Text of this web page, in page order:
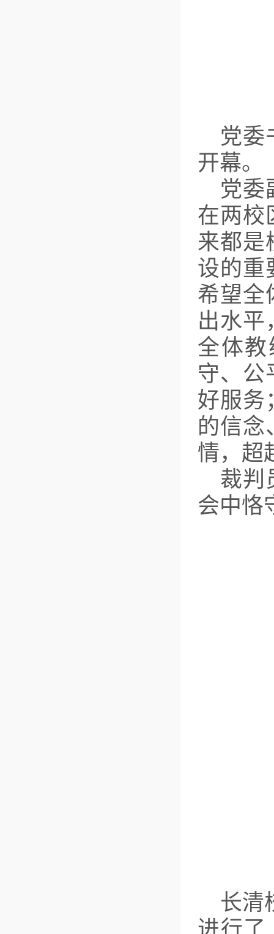
党委
开幕。
党委
在两校
来都是
设的重
希望全
出水平
全体
守、公
好服务
的信念
情，超
裁判
会中恪
长清